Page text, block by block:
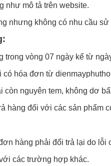
như mô tả trên website.
nhưng không có nhu cầu
trong vòng 07 ngày kể từ
có hóa đơn từ
còn nguyên tem, không dơ
hàng đối với các sản phẩm
hàng phải đổi trả lại do lỗi
các trường hợp khác.